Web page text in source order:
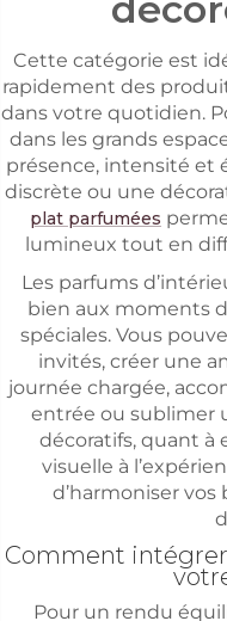
Cette catégorie est
rapidement des
dans votre quotidien.
dans les grands
présence, intensité et
discrète ou une
plat parfumées
lumineux tout en
Les parfums
bien aux moments
spéciales. Vous
invités, créer une
journée chargée,
entrée ou sublimer
décoratifs, quant à
visuelle à
d’harmoniser
Comment
Pour un rendu